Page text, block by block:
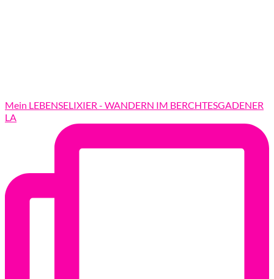
Mein LEBENSELIXIER - WANDERN IM BERCHTESGADENER
LA